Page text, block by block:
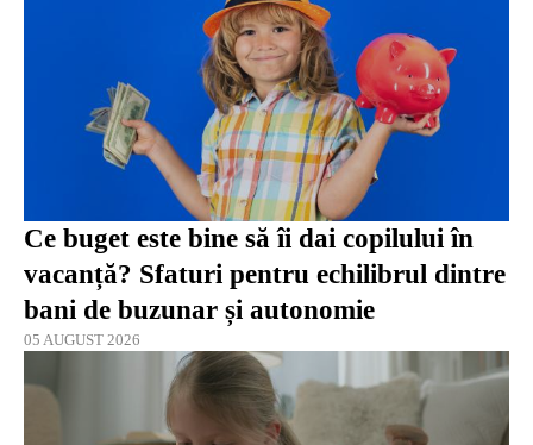
Ce buget este bine să îi dai copilului în
vacanță? Sfaturi pentru echilibrul dintre
bani de buzunar și autonomie
05 AUGUST 2026